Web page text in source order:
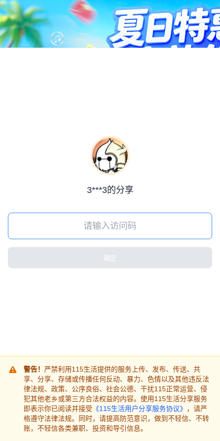
3***3的分享
确定
警告！ 严禁利用115生活提供的服务上传、发布、传送、共
享、分享、存储或传播任何反动、暴力、色情以及其他违反法
律法规、政策、公序良俗、社会公德、干扰115正常运营、侵
犯其他老乡或第三方合法权益的内容。使用115生活分享服务
即表示你已阅读并接受 《115生活用户分享服务协议》 ，请严
格遵守法律法规。同时，请提高防范意识，做到不轻信、不转
账，不轻信各类兼职、投资和导引信息。